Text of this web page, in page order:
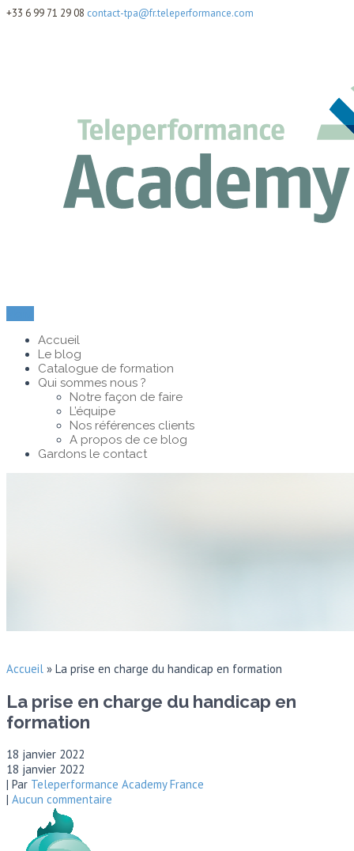
+33 6 99 71 29 08 contact-tpa@fr.teleperformance.com
Accueil
Le blog
Catalogue de formation
Qui sommes nous ?
Notre façon de faire
L’équipe
Nos références clients
A propos de ce blog
Gardons le contact
Accueil » La prise en charge du handicap en formation
La prise en charge du handicap en
formation
18 janvier 2022
18 janvier 2022
| Par Teleperformance Academy France
| Aucun commentaire